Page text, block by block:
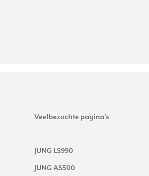
Veelbezochte pagina's
JUNG LS990
JUNG AS500